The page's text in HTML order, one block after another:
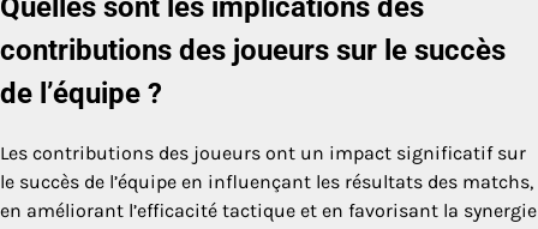
Quelles sont les implications des
contributions des joueurs sur le succès
de l’équipe ?
Les contributions des joueurs ont un impact significatif sur
le succès de l’équipe en influençant les résultats des matchs,
en améliorant l’efficacité tactique et en favorisant la synergie